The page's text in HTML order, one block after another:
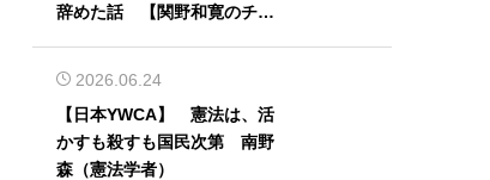
辞めた話 【関野和寛のチャ
2026.06.24
【日本YWCA】 憲法は、活
かすも殺すも国民次第 南野
森（憲法学者）